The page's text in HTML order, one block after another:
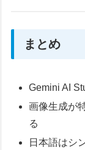
まとめ
Gemini AI
画像生成が
る
日本語はシ